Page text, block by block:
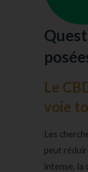
Le
voie
Les
peut
intense, la